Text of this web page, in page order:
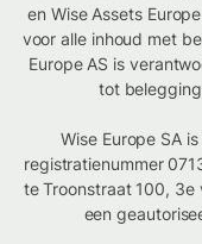
en Wise Assets
voor alle inhoud met
Europe AS is
tot
Wise Europe SA
registratienummer
te Troonstraat 100, 3e
een